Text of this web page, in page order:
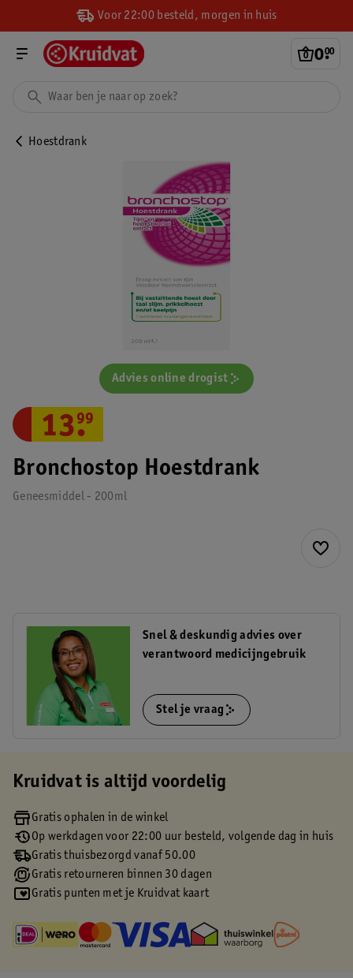
Voor 22:00 besteld, morgen in huis
0.
00
Hoestdrank
Advies online drogist
Bronchostop Hoestdrank
Geneesmiddel - 200ml
13.
99
Snel & deskundig advies over
verantwoord medicijngebruik
Stel je vraag
Kruidvat is altijd voordelig
Gratis ophalen in de winkel
Op werkdagen voor 22:00 uur besteld, volgende dag in huis
Gratis thuisbezorgd vanaf 50.00
Gratis retourneren binnen 30 dagen
Gratis punten met je Kruidvat kaart